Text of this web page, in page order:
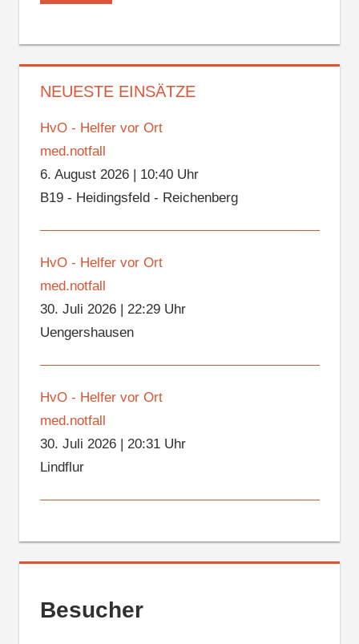
NEUESTE EINSÄTZE
HvO - Helfer vor Ort
med.notfall
6. August 2026| 10:40 Uhr
B19 - Heidingsfeld - Reichenberg
HvO - Helfer vor Ort
med.notfall
30. Juli 2026| 22:29 Uhr
Uengershausen
HvO - Helfer vor Ort
med.notfall
30. Juli 2026| 20:31 Uhr
Lindflur
Besucher